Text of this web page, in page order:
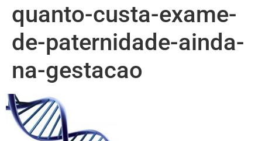
quanto-custa-exame-
de-paternidade-ainda-
na-gestacao